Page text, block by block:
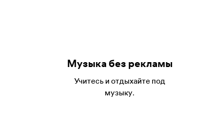
Музыка без рекламы
Учитесь и отдыхайте под
музыку.